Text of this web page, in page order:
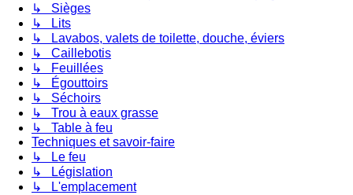
↳ Sièges
↳ Lits
↳ Lavabos, valets de toilette, douche, éviers
↳ Caillebotis
↳ Feuillées
↳ Égouttoirs
↳ Séchoirs
↳ Trou à eaux grasse
↳ Table à feu
Techniques et savoir-faire
↳ Le feu
↳ Législation
↳ L'emplacement